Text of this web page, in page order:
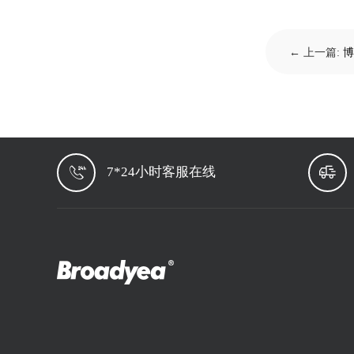
← 上一篇:
7*24小时客服在线